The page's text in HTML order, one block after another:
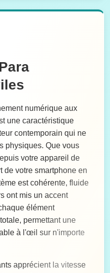
numérique aux
une caractéristique
contemporain qui ne
physiques. Que vous
votre appareil de
de votre smartphone en
est cohérente, fluide
ont mis un accent
élément
permettant une
à l'œil sur n'importe
apprécient la vitesse